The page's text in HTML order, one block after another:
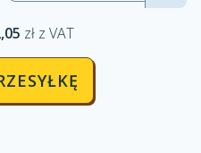
zł z VAT